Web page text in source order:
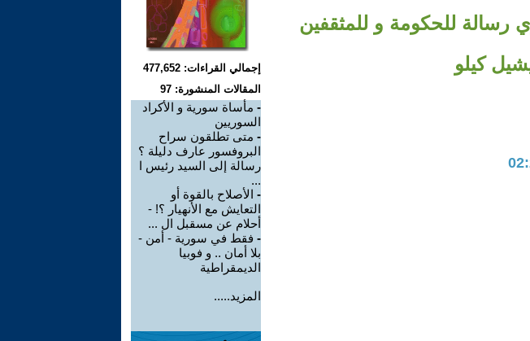
رسالة للحكومة و للمثقفين
كيلو
إجمالي القراءات: 477,652
المقالات المنشورة: 97
- مأساة سورية و الأكراد
السوريين
- متى تطلقون سراح
البروفسور عارف دليلة ؟
رسالة إلى السيد رئيس ا
...
- الأصلاح بالقوة أو
التعايش مع الأنهيار ؟! -
أحلام عن مسقبل ال ...
- فقط في سورية - أمن -
بلا أمان .. و فوبيا
الديمقراطية
المزيد.....